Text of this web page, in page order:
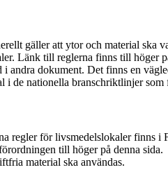
gäller att ytor och material
Länk till reglerna finns till höger
andra dokument. Det finns en
i de nationella branschriktlinjer
regler för livsmedelslokaler
till höger på denna sida.
material ska användas.